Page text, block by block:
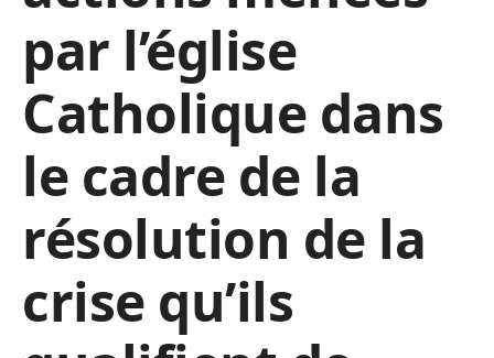
par l’église
Catholique dans
le cadre de la
résolution de la
crise qu’ils